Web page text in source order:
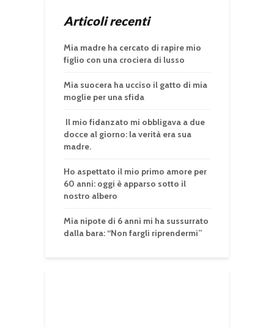
Articoli recenti
Mia madre ha cercato di rapire mio
figlio con una crociera di lusso
Mia suocera ha ucciso il gatto di mia
moglie per una sfida
Il mio fidanzato mi obbligava a due
docce al giorno: la verità era sua
madre.
Ho aspettato il mio primo amore per
60 anni: oggi è apparso sotto il
nostro albero
Mia nipote di 6 anni mi ha sussurrato
dalla bara: “Non fargli riprendermi”